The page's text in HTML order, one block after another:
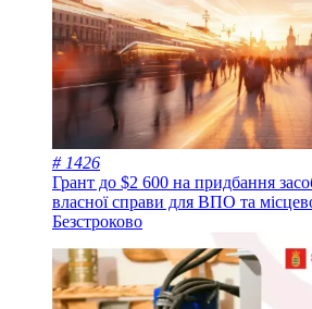
# 1426
Грант до $2 600 на придбання
власної справи для ВПО та
Безстроково